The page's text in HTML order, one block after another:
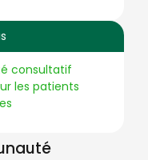
consultatif
les patients